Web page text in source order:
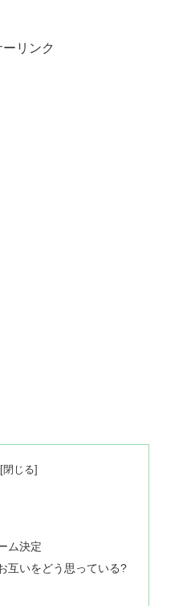
リンク
ム決定
互いをどう思っている?